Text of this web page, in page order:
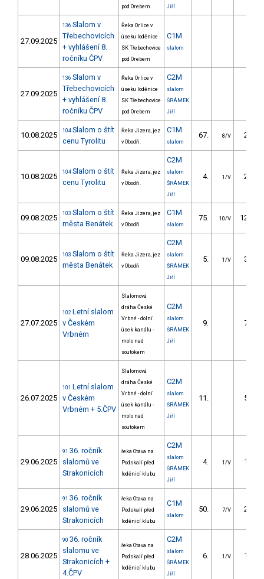
pod Orebem
Jiří
27.09.2025
136 Slalom v
Třebechovicích
+ vyhlášení 8.
ročníku ČPV
Řeka Orlice v
úseku loděnice
SK Třebechovice
pod Orebem
C1M
slalom
27.09.2025
136 Slalom v
Třebechovicích
+ vyhlášení 8.
ročníku ČPV
Řeka Orlice v
úseku loděnice
SK Třebechovice
pod Orebem
C2M
slalom
ŠRÁMEK
Jiří
10.08.2025 104 Slalom o štít
cenu Tyrolitu
Řeka Jizera, jez
v Obodři.
C1M
slalom
67. 8/V 25.98
10.08.2025 104 Slalom o štít
cenu Tyrolitu
Řeka Jizera, jez
v Obodři.
C2M
slalom
ŠRÁMEK
Jiří
4. 1/V 28.54
09.08.2025 103 Slalom o štít
města Benátek
Řeka Jizera, jez
v Obodři
C1M
slalom
75. 10/V 120.72
09.08.2025 103 Slalom o štít
města Benátek
Řeka Jizera, jez
v Obodři
C2M
slalom
ŠRÁMEK
Jiří
5. 1/V 35.73
27.07.2025
102 Letní slalom
v Českém
Vrbném
Slalomová
dráha České
Vrbné - dolní
úsek kanálu -
molo nad
soutokem
C2M
slalom
ŠRÁMEK
Jiří
9. 78.31
26.07.2025
101 Letní slalom
v Českém
Vrbném + 5.ČPV
Slalomová
dráha České
Vrbné - dolní
úsek kanálu -
molo nad
soutokem
C2M
slalom
ŠRÁMEK
Jiří
11. 58.06
29.06.2025
91 36. ročník
slalomů ve
Strakonicích
řeka Otava na
Podskalí před
loděnicí klubu
C2M
slalom
ŠRÁMEK
Jiří
4. 1/V 14.77
29.06.2025
91 36. ročník
slalomů ve
Strakonicích
řeka Otava na
Podskalí před
loděnicí klubu
C1M
slalom
50. 7/V 27.65
28.06.2025
90 36. ročník
slalomu ve
Strakonicích +
4.ČPV
řeka Otava na
Podskalí před
loděnicí klubu
C2M
slalom
ŠRÁMEK
Jiří
6. 1/V 18.44